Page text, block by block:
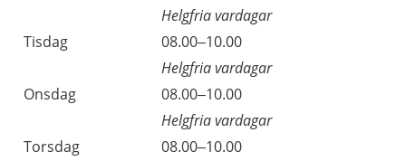
Helgfria vardagar
Tisdag
08.00–10.00
Helgfria vardagar
Onsdag
08.00–10.00
Helgfria vardagar
Torsdag
08.00–10.00